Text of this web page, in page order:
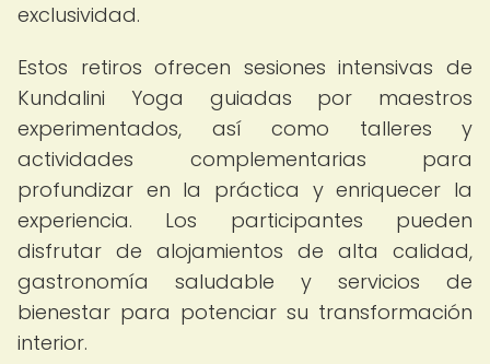
exclusividad.
Estos retiros ofrecen sesiones intensivas de
Kundalini Yoga guiadas por maestros
experimentados, así como talleres y
actividades complementarias para
profundizar en la práctica y enriquecer la
experiencia. Los participantes pueden
disfrutar de alojamientos de alta calidad,
gastronomía saludable y servicios de
bienestar para potenciar su transformación
interior.